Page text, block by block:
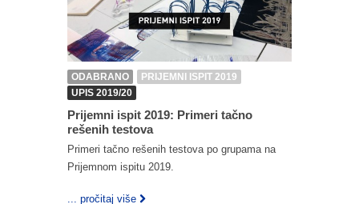
ODABRANO
PRIJEMNI ISPIT 2019
UPIS 2019/20
Prijemni ispit 2019: Primeri tačno
rešenih testova
Primeri tačno rešenih testova po grupama na
Prijemnom ispitu 2019.
... pročitaj više